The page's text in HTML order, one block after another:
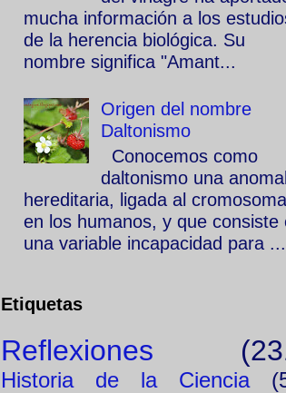
mucha información a los
de la herencia biológica. Su
nombre significa "Amant...
Origen del nombre
Daltonismo
Conocemos como
daltonismo una
hereditaria, ligada al
en los humanos, y que consiste
una variable incapacidad para ...
Etiquetas
Reflexiones
Historia de la Ciencia